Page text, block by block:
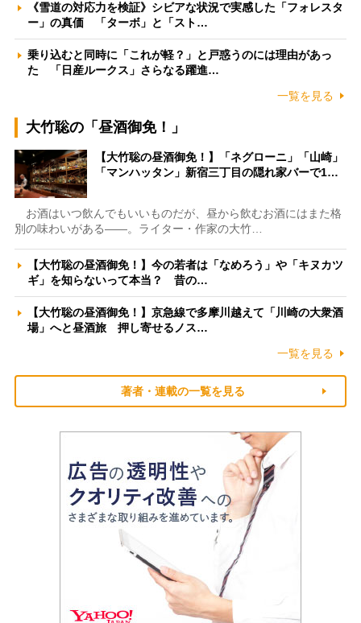
《雪道の対応力を検証》シビアな状況で実感した「フォレスタ
ー」の真価 「ターボ」と「スト…
乗り込むと同時に「これが軽？」と戸惑うのには理由があっ
た 「日産ルークス」さらなる躍進…
一覧を見る
大竹聡の「昼酒御免！」
【大竹聡の昼酒御免！】「ネグローニ」「山崎」
「マンハッタン」新宿三丁目の隠れ家バーで1…
お酒はいつ飲んでもいいものだが、昼から飲むお酒にはまた格
別の味わいがある――。ライター・作家の大竹…
【大竹聡の昼酒御免！】今の若者は「なめろう」や「キヌカツ
ギ」を知らないって本当？ 昔の…
【大竹聡の昼酒御免！】京急線で多摩川越えて「川崎の大衆酒
場」へと昼酒旅 押し寄せるノス…
一覧を見る
著者・連載の一覧を見る